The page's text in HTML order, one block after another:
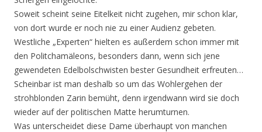
Soweit scheint seine Eitelkeit nicht zugehen, mir schon klar,
von dort wurde er noch nie zu einer Audienz gebeten.
Westliche „Experten“ hielten es außerdem schon immer mit
den Politchamäleons, besonders dann, wenn sich jene
gewendeten Edelbolschwisten bester Gesundheit erfreuten…
Scheinbar ist man deshalb so um das Wohlergehen der
strohblonden Zarin bemüht, denn irgendwann wird sie doch
wieder auf der politischen Matte herumturnen.
Was unterscheidet diese Dame überhaupt von manchen